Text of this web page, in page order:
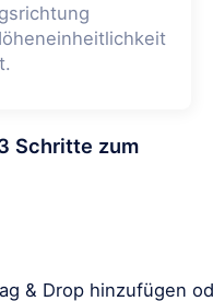
Schritte zum
& Drop hinzufügen